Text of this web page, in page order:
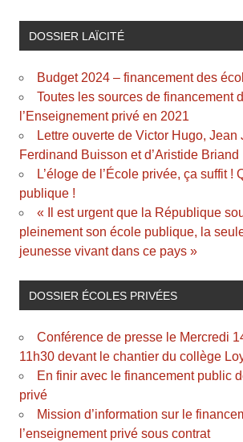
DOSSIER LAÏCITÉ
Budget 2024 – financement des
Toutes les sources de financement
l’Enseignement privé en 2021
Lettre ouverte de Victor Hugo, Jean
Ferdinand Buisson et d’Aristide
L’éloge de l’École privée, ça suffit !
publique !
« Il est urgent que la République
pleinement son école publique, la
jeunesse vivant dans ce pays »
DOSSIER ÉCOLES PRIVÉES
Conférence de presse le Mercredi
11h30 devant le chantier du collège
En finir avec le financement public
privé
Mission d’information sur le
l’enseignement privé sous contrat